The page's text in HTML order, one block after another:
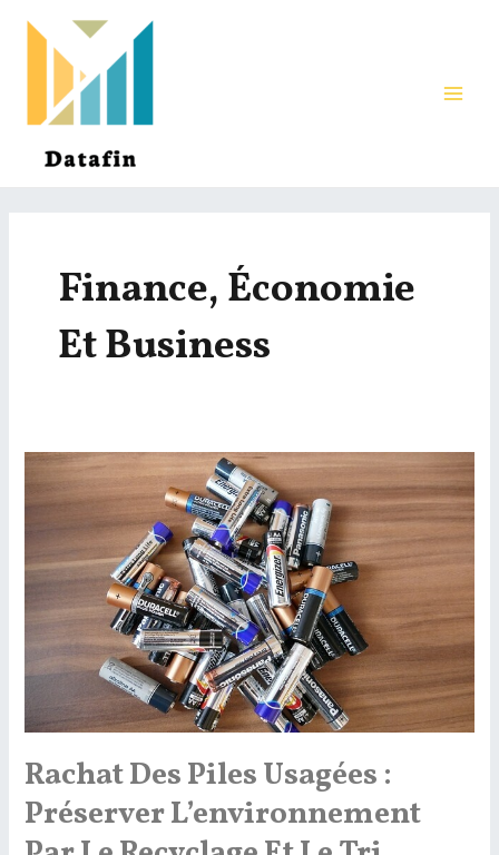
Finance, Économie
Et Business
Rachat Des Piles Usagées :
Préserver L’environnement